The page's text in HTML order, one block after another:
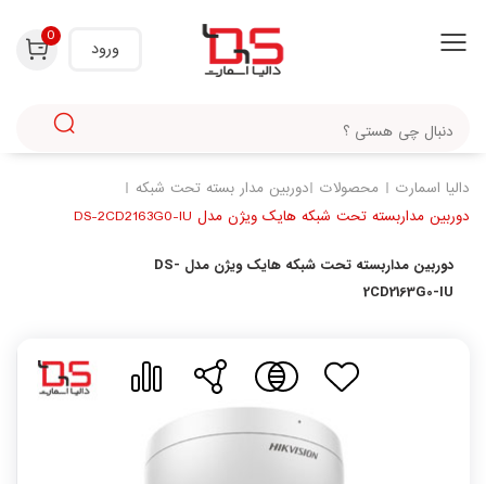
ورود
0
دالیا اسمارت محصولات دوربین مدار بسته تحت شبکه
دوربین مداربسته تحت شبکه هایک ویژن مدل DS-2CD2163G0-IU
دوربین مداربسته تحت شبکه هایک ویژن مدل DS-
2CD2163G0-IU